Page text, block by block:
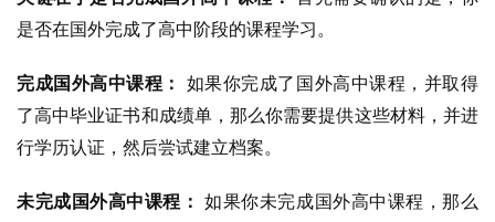
是否在国外完成了高中阶段的课程学习。
完成国外高中课程：
如果你完成了国外高中课程，并取得
了高中毕业证书和成绩单，那么你需要提供这些材料，并进
行学历认证，然后尝试建立档案。
未完成国外高中课程：
如果你未完成国外高中课程，那么